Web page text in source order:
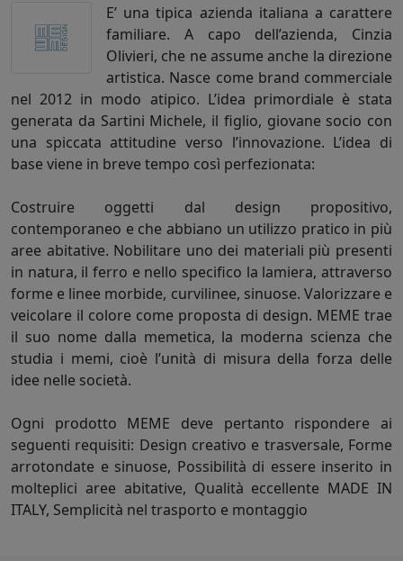
E’ una tipica azienda italiana a carattere
familiare. A capo dell’azienda, Cinzia
Olivieri, che ne assume anche la direzione
artistica. Nasce come brand commerciale
nel 2012 in modo atipico. L’idea primordiale è stata
generata da Sartini Michele, il figlio, giovane socio con
una spiccata attitudine verso l’innovazione. L’idea di
base viene in breve tempo così perfezionata:
Costruire oggetti dal design propositivo,
contemporaneo e che abbiano un utilizzo pratico in più
aree abitative. Nobilitare uno dei materiali più presenti
in natura, il ferro e nello specifico la lamiera, attraverso
forme e linee morbide, curvilinee, sinuose. Valorizzare e
veicolare il colore come proposta di design. MEME trae
il suo nome dalla memetica, la moderna scienza che
studia i memi, cioè l’unità di misura della forza delle
idee nelle società.
Ogni prodotto MEME deve pertanto rispondere ai
seguenti requisiti: Design creativo e trasversale, Forme
arrotondate e sinuose, Possibilità di essere inserito in
molteplici aree abitative, Qualità eccellente MADE IN
ITALY, Semplicità nel trasporto e montaggio